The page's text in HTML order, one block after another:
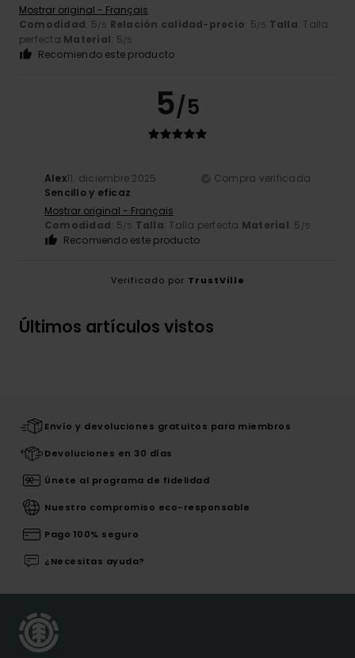
Mostrar original - Français
Comodidad: 5/5 Relación calidad-precio: 5/5 Talla: Talla
perfecta Material: 5/5
Recomiendo este producto
5/5
Alex11. diciembre 2025
Compra verificada
Sencillo y eficaz
Mostrar original - Français
Comodidad: 5/5 Talla: Talla perfecta Material: 5 /5
Recomiendo este producto
Verificado por TrustVille
Últimos artículos vistos
Envío y devoluciones gratuitos para miembros
Devoluciones en 30 días
Únete al programa de fidelidad
Nuestro compromiso eco-responsable
Pago 100% seguro
¿Necesitas ayuda?